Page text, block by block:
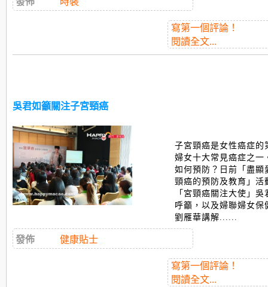
寫第一個評論！
閱讀全文...
吳君如籲關注子宮頸癌
子宮頸癌是女性癌症的
婦女十大常見癌症之一
如何預防？日前「盡
頸癌的預防及教育」活
「宮頸癌關注大使」
呼籲，以及婦聯婦女
劉雁華講解......
發佈 健康貼士
寫第一個評論！
閱讀全文...